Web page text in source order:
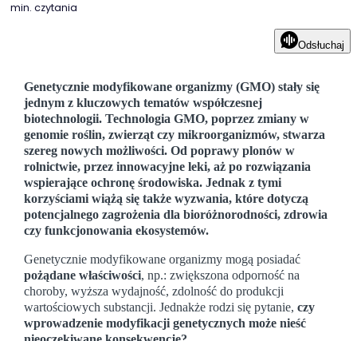
min. czytania
Odsłuchaj
Genetycznie modyfikowane organizmy (GMO) stały się
jednym z kluczowych tematów współczesnej
biotechnologii. Technologia GMO, poprzez zmiany w
genomie roślin, zwierząt czy mikroorganizmów, stwarza
szereg nowych możliwości. Od poprawy plonów w
rolnictwie, przez innowacyjne leki, aż po rozwiązania
wspierające ochronę środowiska. Jednak z tymi
korzyściami wiążą się także wyzwania, które dotyczą
potencjalnego zagrożenia dla bioróżnorodności, zdrowia
czy funkcjonowania ekosystemów.
Genetycznie modyfikowane organizmy mogą posiadać
pożądane właściwości, np.: zwiększona odporność na
choroby, wyższa wydajność, zdolność do produkcji
wartościowych substancji. Jednakże rodzi się pytanie, czy
wprowadzenie modyfikacji genetycznych może nieść